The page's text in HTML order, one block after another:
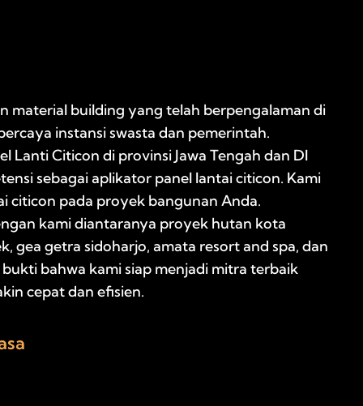
material building yang telah berpengalaman di
instansi swasta dan pemerintah.
Lanti Citicon di provinsi Jawa Tengah dan DI
sebagai aplikator panel lantai citicon. Kami
citicon pada proyek bangunan Anda.
kami diantaranya proyek hutan kota
gea getra sidoharjo, amata resort and spa, dan
bahwa kami siap menjadi mitra terbaik
cepat dan efisien.